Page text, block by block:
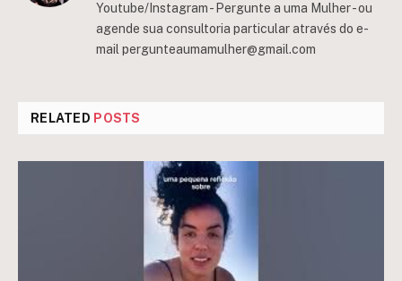
Youtube/Instagram - Pergunte a uma Mulher - ou
agende sua consultoria particular através do e-
mailpergunteaumamulher@gmail.com
RELATED POSTS